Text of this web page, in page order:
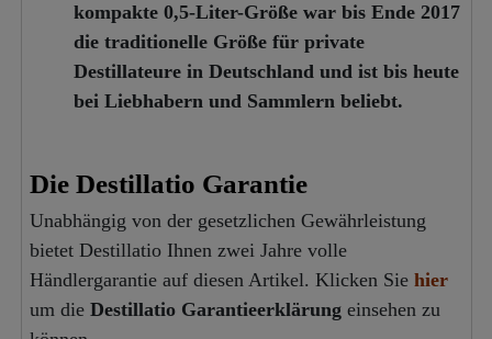
kompakte 0,5-Liter-Größe war bis Ende 2017
die traditionelle Größe für private
Destillateure in Deutschland und ist bis heute
bei Liebhabern und Sammlern beliebt.
Die Destillatio Garantie
Unabhängig von der gesetzlichen Gewährleistung
bietet Destillatio Ihnen zwei Jahre volle
Händlergarantie auf diesen Artikel. Klicken Sie hier
um die Destillatio Garantieerklärungeinsehen zu